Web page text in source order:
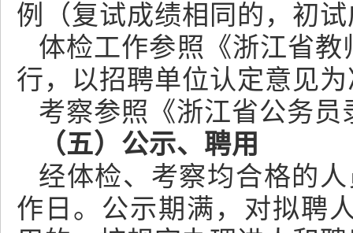
例（复试成绩相同的，初
体检工作参照《浙江省
行，以招聘单位认定意见
考察参照《浙江省公务
（五）公示、聘用
经体检、考察均合格的
作日。公示期满，对拟聘